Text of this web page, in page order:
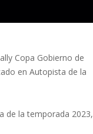
Copa Gobierno de
en Autopista de la
de la temporada 2023,